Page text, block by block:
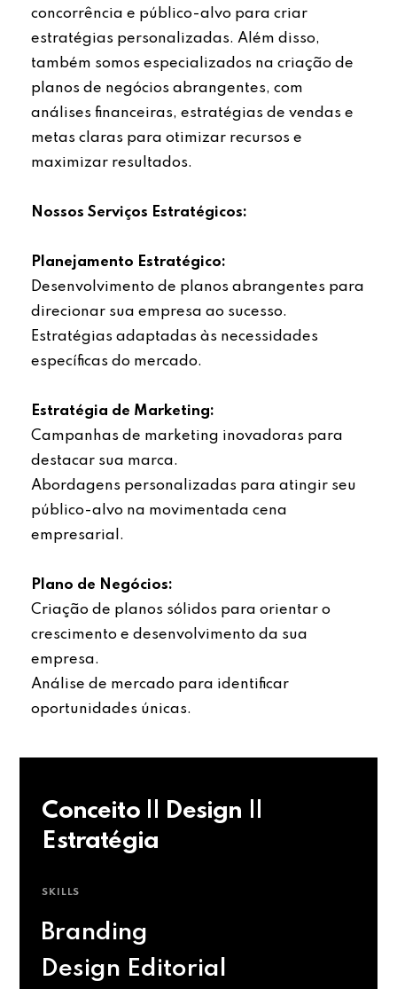
concorrência e público-alvo para criar
estratégias personalizadas. Além disso,
também somos especializados na criação de
planos de negócios abrangentes, com
análises financeiras, estratégias de vendas e
metas claras para otimizar recursos e
maximizar resultados.
Nossos Serviços Estratégicos:
Planejamento Estratégico:
Desenvolvimento de planos abrangentes para
direcionar sua empresa ao sucesso.
Estratégias adaptadas às necessidades
específicas do mercado.
Estratégia de Marketing:
Campanhas de marketing inovadoras para
destacar sua marca.
Abordagens personalizadas para atingir seu
público-alvo na movimentada cena
empresarial.
Plano de Negócios:
Criação de planos sólidos para orientar o
crescimento e desenvolvimento da sua
empresa.
Análise de mercado para identificar
oportunidades únicas.
Conceito || Design ||
Estratégia
SKILLS
Branding
Design Editorial